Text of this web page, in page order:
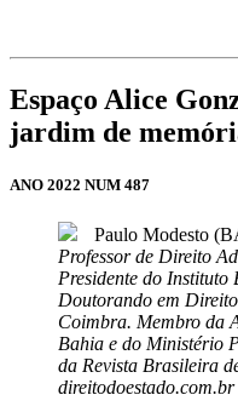
Espaço Alice
jardim de
ANO 2022 NUM 487
Paulo Modesto
Professor de Direito
Presidente do
Doutorando em
Coimbra. Membro da
Bahia e do Ministério
da Revista Brasileira
direitodoestado.com.br